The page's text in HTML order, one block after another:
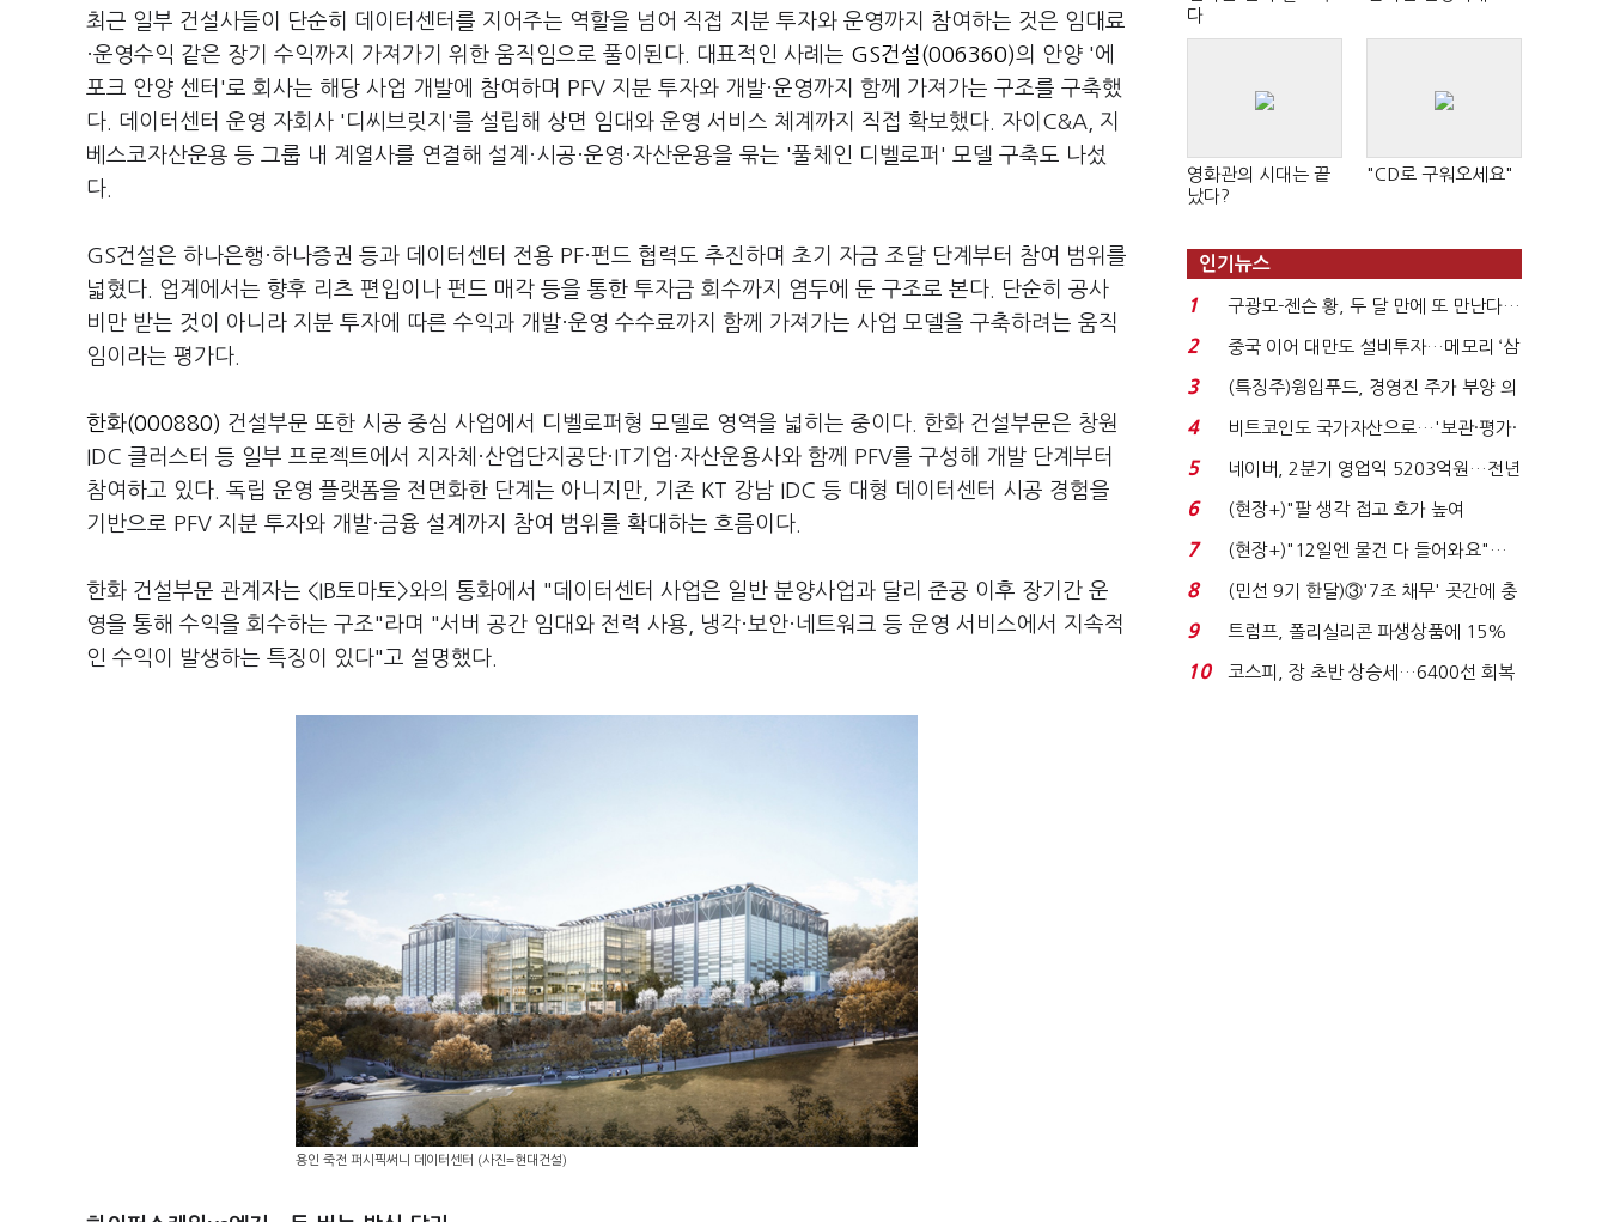
최근 일부 건설사들이 단순히 데이터센터를 지어주는 역할을 넘어 직접 지분 투자와 운영까지 참여하는 것은 임대료
·운영수익 같은 장기 수익까지 가져가기 위한 움직임으로 풀이된다. 대표적인 사례는 GS건설(006360)의 안양 '에
포크 안양 센터'로 회사는 해당 사업 개발에 참여하며 PFV 지분 투자와 개발·운영까지 함께 가져가는 구조를 구축했
다. 데이터센터 운영 자회사 '디씨브릿지'를 설립해 상면 임대와 운영 서비스 체계까지 직접 확보했다. 자이C&A, 지
베스코자산운용 등 그룹 내 계열사를 연결해 설계·시공·운영·자산운용을 묶는 '풀체인 디벨로퍼' 모델 구축도 나섰
다.
GS건설은 하나은행·하나증권 등과 데이터센터 전용 PF·펀드 협력도 추진하며 초기 자금 조달 단계부터 참여 범위를
넓혔다. 업계에서는 향후 리츠 편입이나 펀드 매각 등을 통한 투자금 회수까지 염두에 둔 구조로 본다. 단순히 공사
비만 받는 것이 아니라 지분 투자에 따른 수익과 개발·운영 수수료까지 함께 가져가는 사업 모델을 구축하려는 움직
임이라는 평가다.
한화(000880) 건설부문 또한 시공 중심 사업에서 디벨로퍼형 모델로 영역을 넓히는 중이다. 한화 건설부문은 창원
IDC 클러스터 등 일부 프로젝트에서 지자체·산업단지공단·IT기업·자산운용사와 함께 PFV를 구성해 개발 단계부터
참여하고 있다. 독립 운영 플랫폼을 전면화한 단계는 아니지만, 기존 KT 강남 IDC 등 대형 데이터센터 시공 경험을
기반으로 PFV 지분 투자와 개발·금융 설계까지 참여 범위를 확대하는 흐름이다.
한화 건설부문 관계자는 <IB토마토>와의 통화에서 "데이터센터 사업은 일반 분양사업과 달리 준공 이후 장기간 운
영을 통해 수익을 회수하는 구조"라며 "서버 공간 임대와 전력 사용, 냉각·보안·네트워크 등 운영 서비스에서 지속적
인 수익이 발생하는 특징이 있다"고 설명했다.
용인 죽전 퍼시픽써니 데이터센터 (사진=현대건설)
다
영화관의 시대는 끝
났다?
"CD로 구워오세요"
인기뉴스
1
구광모-젠슨 황, 두 달 만에 또 만난다…
로봇·AI 등 논...
2
중국 이어 대만도 설비투자…메모리 ‘삼
국전쟁’
3
(특징주)윙입푸드, 경영진 주가 부양 의
지에 상한가...
4
비트코인도 국가자산으로…'보관·평가·
처분' 기준은 ...
5
네이버, 2분기 영업익 5203억원…전년
비 0.2% 감소...
6
(현장+)"팔 생각 접고 호가 높여
요"…'덜 똘똘한 한 채' 20...
7
(현장+)"12일엔 물건 다 들어와요"…
빈 매대 채우며 문 연 ...
8
(민선 9기 한달)③'7조 채무' 곳간에 충
격…추미애, 20년...
9
트럼프, 폴리실리콘 파생상품에 15%
관세…"미 산업 재건"...
10
코스피, 장 초반 상승세…6400선 회복